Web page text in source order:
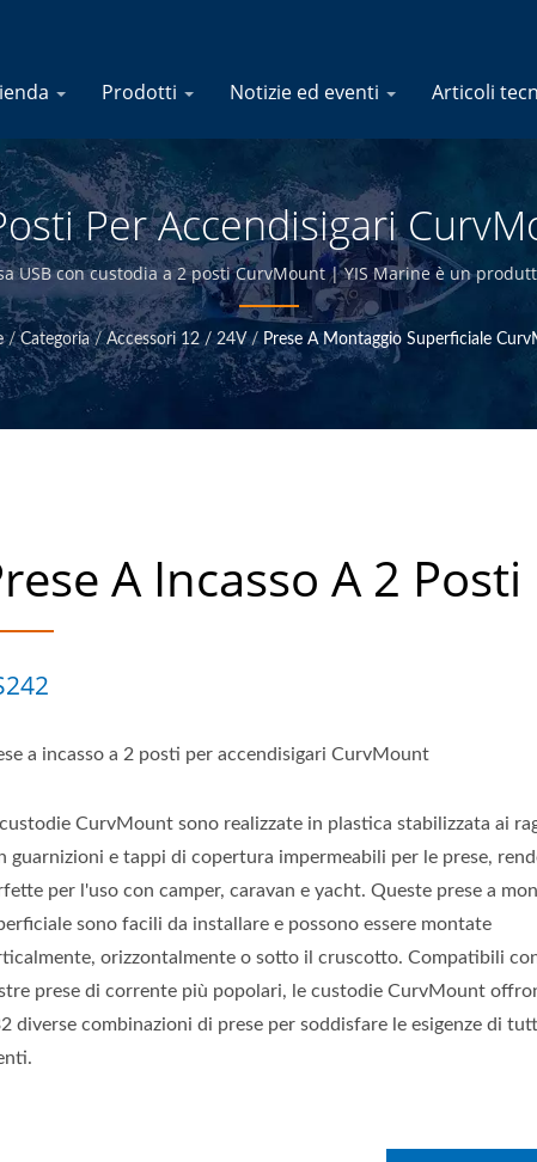
Prodotti Notizie ed eventi Articoli
Per Accendisigari
Di Prodotti Elettrici
USB con custodia a 2 posti CurvMount | YIS Marine è un
e producendo internamente e avendo il controllo di
offrire prodotti marini di alta qualità a prezzi competitivi.
/ Categoria / Accessori 12 / 24V / Prese A Montaggio Superficiale
A Incasso A 2 Posti
a incasso a 2 posti per accendisigari CurvMount
custodie CurvMount sono realizzate in plastica stabilizzata ai
guarnizioni e tappi di copertura impermeabili per le prese,
per l'uso con camper, caravan e yacht. Queste prese a
sono facili da installare e possono essere montate
orizzontalmente o sotto il cruscotto. Compatibili
prese di corrente più popolari, le custodie CurvMount
diverse combinazioni di prese per soddisfare le esigenze di